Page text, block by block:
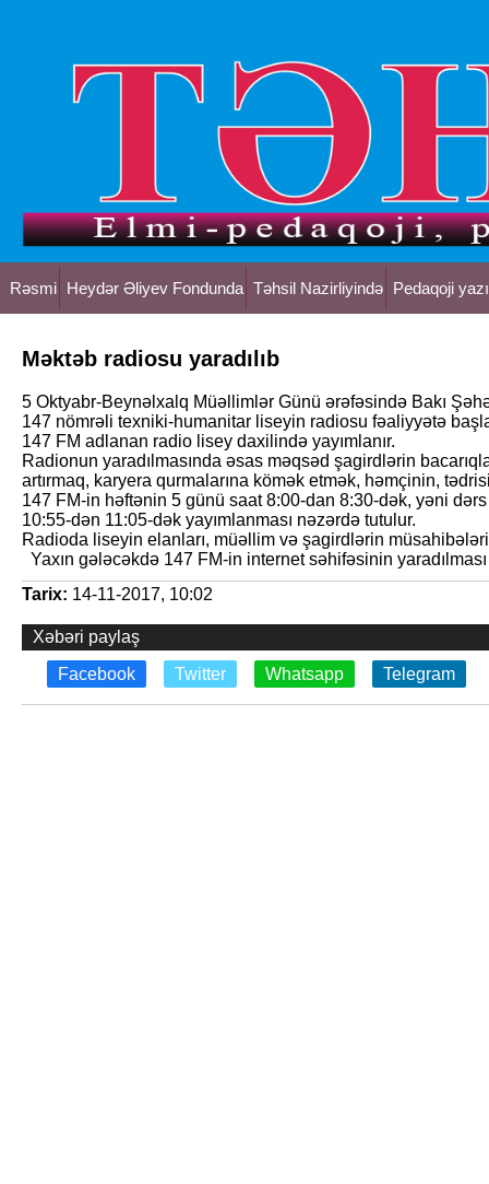
Rəsmi Heydər Əliyev Fondunda Təhsil Nazirliyində Pedaqoji
Məktəb radiosu yaradılıb
5 Oktyabr-Beynəlxalq Müəllimlər Günü ərəfəsində Bakı
147 nömrəli texniki-humanitar liseyin radiosu fəaliyyətə
147 FM adlanan radio lisey daxilində yayımlanır.
Radionun yaradılmasında əsas məqsəd şagirdlərin
artırmaq, karyera qurmalarına kömək etmək, həmçinin,
147 FM-in həftənin 5 günü saat 8:00-dan 8:30-dək, yəni
10:55-dən 11:05-dək yayımlanması nəzərdə tutulur.
Radioda liseyin elanları, müəllim və şagirdlərin
Yaxın gələcəkdə 147 FM-in internet səhifəsinin yaradılması
Tarix: 14-11-2017, 10:02
Xəbəri paylaş
Facebook
Twitter Whatsapp Telegram